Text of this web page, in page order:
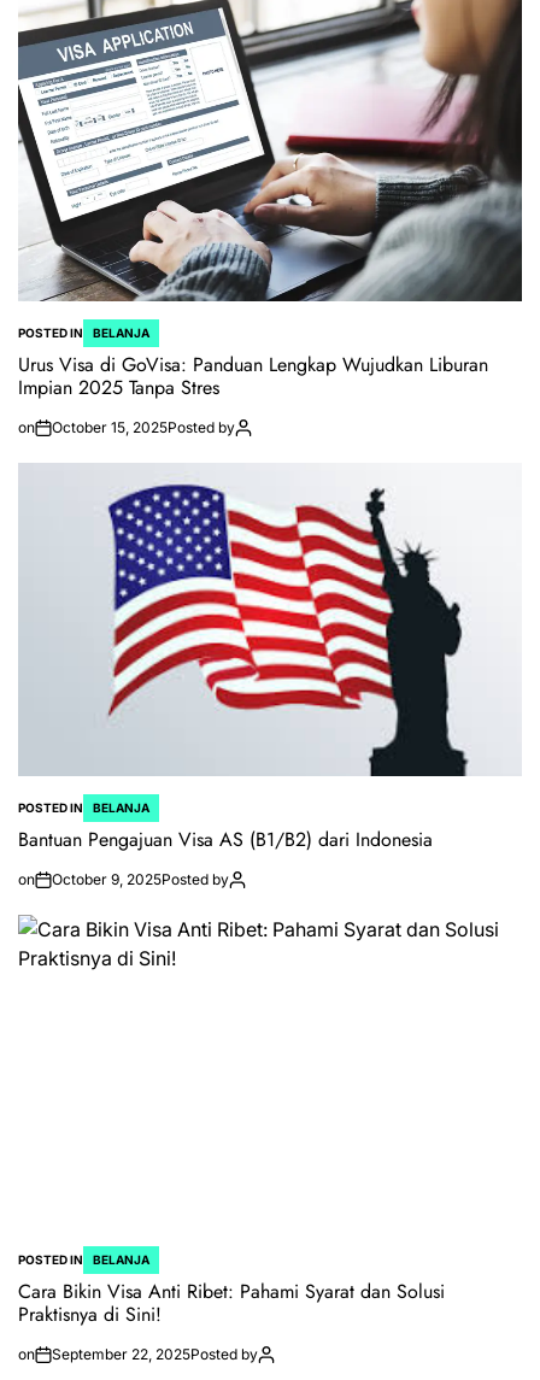
POSTED IN BELANJA
Urus Visa di GoVisa: Panduan Lengkap Wujudkan Liburan
Impian 2025 Tanpa Stres
on October 15, 2025Posted by
POSTED IN BELANJA
Bantuan Pengajuan Visa AS (B1/B2) dari Indonesia
on October 9, 2025Posted by
POSTED IN BELANJA
Cara Bikin Visa Anti Ribet: Pahami Syarat dan Solusi
Praktisnya di Sini!
on September 22, 2025Posted by